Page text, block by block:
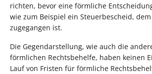
richten, bevor eine förmliche
wie zum Beispiel ein Steuerbescheid,
zugegangen ist.
Die Gegendarstellung, wie auch die
förmlichen Rechtsbehelfe, haben keinen
Lauf von Fristen für förmliche